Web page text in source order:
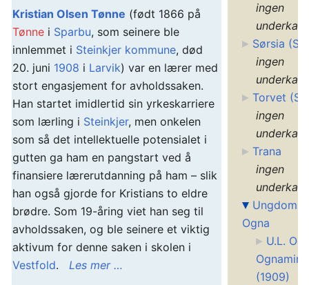
Kristian Olsen Tønne (født 1866 på
Tønne i Sparbu, som seinere ble
innlemmet i Steinkjer kommune, død
20. juni 1908 i Larvik) var en lærer med
stort engasjement for avholdssaken.
Han startet imidlertid sin yrkeskarriere
som lærling i Steinkjer, men onkelen
som så det intellektuelle potensialet i
gutten ga ham en pangstart ved å
finansiere lærerutdanning på ham – slik
han også gjorde for Kristians to eldre
brødre. Som 19-åring viet han seg til
avholdssaken, og ble seinere et viktig
aktivum for denne saken i skolen i
Vestfold. Les mer …
ingen
Sørsia
ingen
Torvet
ingen
Trana
ingen
Ogna
U.L.
(1909)